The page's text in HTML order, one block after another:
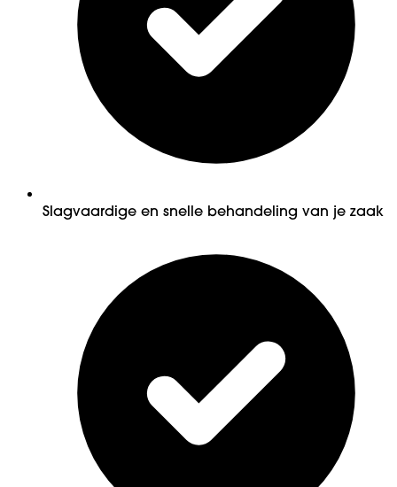
Slagvaardige en snelle behandeling van je zaak